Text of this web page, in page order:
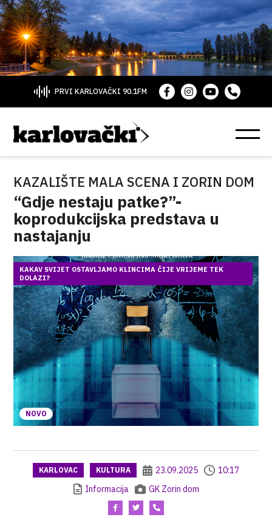
PRVI KARLOVAČKI 90.1FM
KAZALIŠTE MALA SCENA I ZORIN DOM
“Gdje nestaju patke?”-
koprodukcijska predstava u
nastajanju
NOVO
KAKAV SVIJET OSTAVLJAMO KLINCIMA ČIJE VRIJEME TEK
DOLAZI?
KARLOVAC KULTURA 23.09.2025
10:17
Informacija
GK Zorin dom